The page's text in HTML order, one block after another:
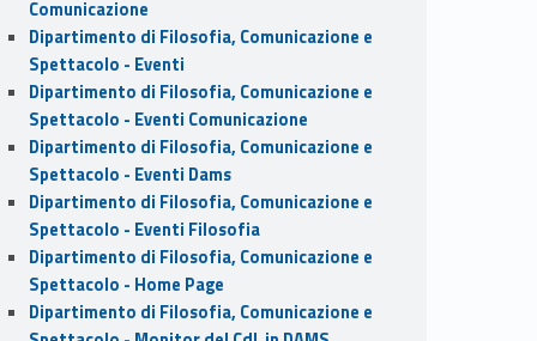
Comunicazione
Dipartimento di Filosofia, Comunicazione e
Spettacolo - Eventi
Dipartimento di Filosofia, Comunicazione e
Spettacolo - Eventi Comunicazione
Dipartimento di Filosofia, Comunicazione e
Spettacolo - Eventi Dams
Dipartimento di Filosofia, Comunicazione e
Spettacolo - Eventi Filosofia
Dipartimento di Filosofia, Comunicazione e
Spettacolo - Home Page
Dipartimento di Filosofia, Comunicazione e